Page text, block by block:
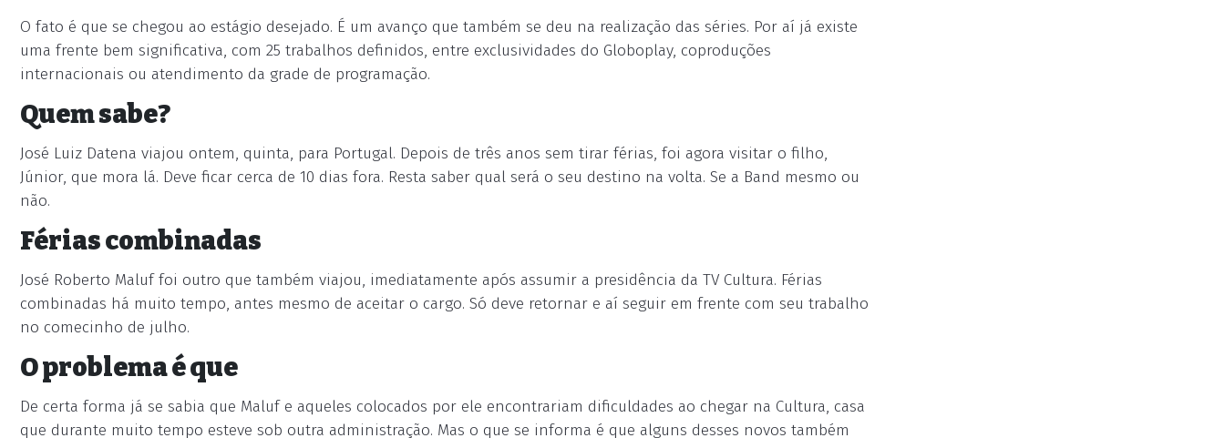
O fato é que se chegou ao estágio desejado. É um avanço que também se deu na realização das séries. Por aí já existe
uma frente bem significativa, com 25 trabalhos definidos, entre exclusividades do Globoplay, coproduções
internacionais ou atendimento da grade de programação.
Quem sabe?
José Luiz Datena viajou ontem, quinta, para Portugal. Depois de três anos sem tirar férias, foi agora visitar o filho,
Júnior, que mora lá. Deve ficar cerca de 10 dias fora. Resta saber qual será o seu destino na volta. Se a Band mesmo ou
não.
Férias combinadas
José Roberto Maluf foi outro que também viajou, imediatamente após assumir a presidência da TV Cultura. Férias
combinadas há muito tempo, antes mesmo de aceitar o cargo. Só deve retornar e aí seguir em frente com seu trabalho
no comecinho de julho.
O problema é que
De certa forma já se sabia que Maluf e aqueles colocados por ele encontrariam dificuldades ao chegar na Cultura, casa
que durante muito tempo esteve sob outra administração. Mas o que se informa é que alguns desses novos também